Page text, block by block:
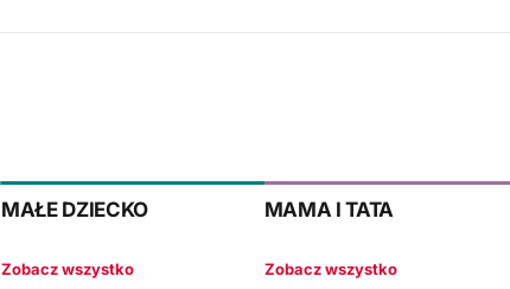
MAŁE DZIECKO
Zobacz wszystko
MAMA I TATA
Zobacz wszystko